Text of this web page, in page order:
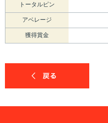
トータルピン
アベレージ
獲得賞金